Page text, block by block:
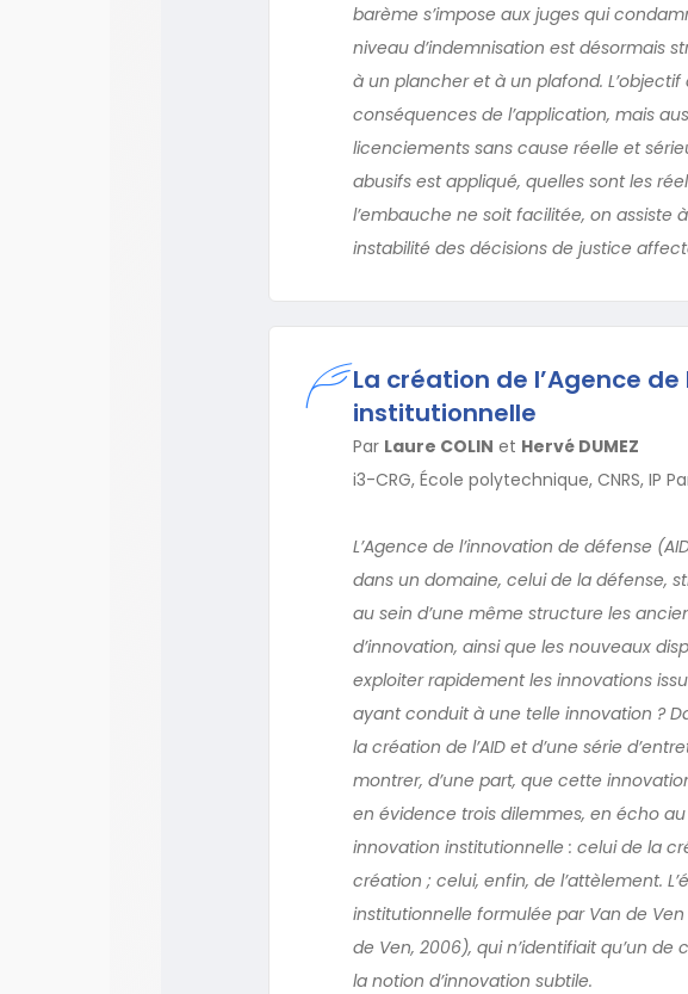
barème s’impose aux juges qui
niveau d’indemnisation est désormais
à un plancher et à un plafond.
conséquences de l’application, mais
licenciements sans cause réelle et
abusifs est appliqué, quelles sont les
l’embauche ne soit facilitée, on
instabilité des décisions de justice
La création de l’Agence
institutionnelle
Par Laure COLIN et Hervé DUMEZ
i3-CRG, École polytechnique, CNRS, IP
L’Agence de l’innovation de défense
dans un domaine, celui de la défense,
au sein d’une même structure les
d’innovation, ainsi que les nouveaux
exploiter rapidement les innovations
ayant conduit à une telle innovation ?
la création de l’AID et d’une série
montrer, d’une part, que cette
en évidence trois dilemmes, en écho
innovation institutionnelle : celui de la
création ; celui, enfin, de l’attèlement.
institutionnelle formulée par Van de
de Ven, 2006), qui n’identifiait qu’un
la notion d’innovation subtile.